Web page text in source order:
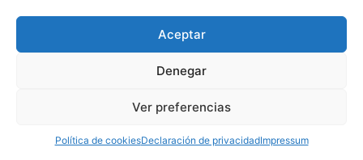
Aceptar
Denegar
Ver preferencias
Política de cookiesDeclaración de privacidadImpressum
910 607 564
derechos reservados